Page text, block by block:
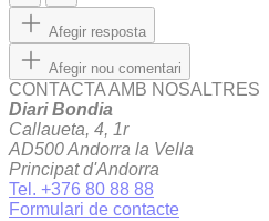
Afegir resposta
Afegir nou comentari
CONTACTA AMB NOSALTRES
Diari Bondia
Callaueta, 4, 1r
AD500 Andorra la Vella
Principat d'Andorra
Tel. +376 80 88 88
Formulari de contacte